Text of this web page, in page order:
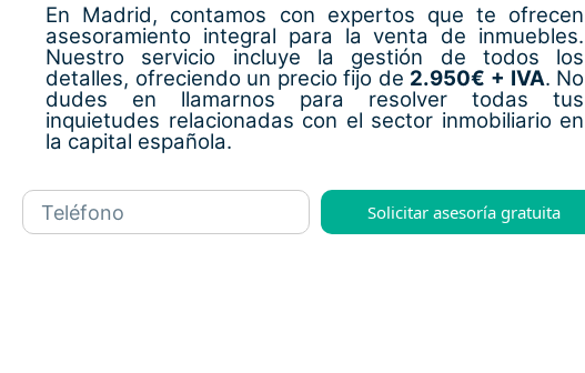
En Madrid, contamos con expertos que te ofrecen
asesoramiento integral para la venta de inmuebles.
Nuestro servicio incluye la gestión de todos los
detalles, ofreciendo un precio fijo de 2.950€ + IVA. No
dudes en llamarnos para resolver todas tus
inquietudes relacionadas con el sector inmobiliario en
la capital española.
Solicitar asesoría gratuita